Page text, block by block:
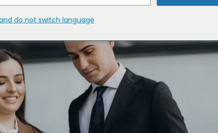
do not switch language